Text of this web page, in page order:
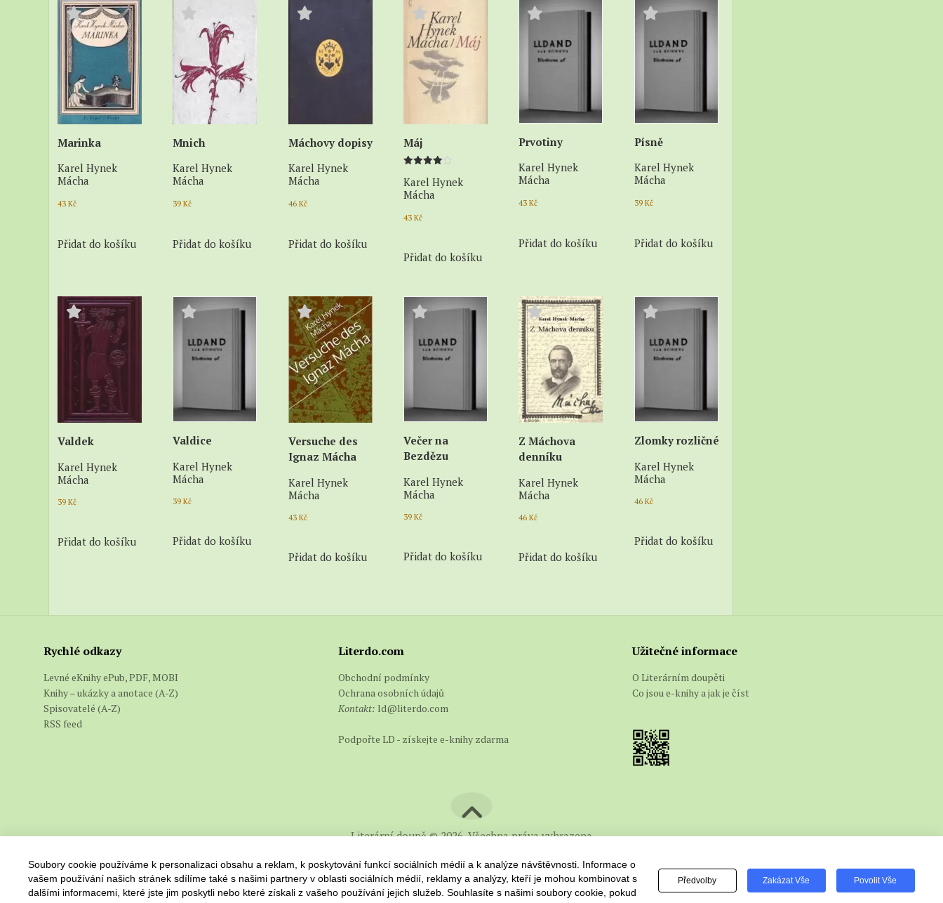
Marinka
Karel Hynek
Mácha
43 Kč
Přidat do košíku
Mnich
Karel Hynek
Mácha
39Kč
Přidat do košíku
Máchovy dopisy
Karel Hynek
Mácha
46 Kč
Přidat do košíku
Máj
4.00
z 5
Karel Hynek
Mácha
43Kč
Přidat do košíku
Prvotiny
Karel Hynek
Mácha
43Kč
Přidat do košíku
Písně
Karel Hynek
Mácha
39 Kč
Přidat do košíku
Valdek
Karel Hynek
Mácha
39 Kč
Přidat do košíku
Valdice
Karel Hynek
Mácha
39Kč
Přidat do košíku
Versuche des
Ignaz Mácha
Karel Hynek
Mácha
43 Kč
Přidat do košíku
Večer na
Bezdězu
Karel Hynek
Mácha
39Kč
Přidat do košíku
Z Máchova
denníku
Karel Hynek
Mácha
46Kč
Přidat do košíku
Zlomky rozličné
Karel Hynek
Mácha
46 Kč
Přidat do košíku
Rychlé odkazy
Levné eKnihy ePub, PDF, MOBI
Knihy – ukázky a anotace (A-Z)
Spisovatelé (A-Z)
RSS feed
Literdo.com
Obchodní podmínky
Ochrana osobních údajů
Kontakt: ld@literdo.com
Podpořte LD - získejte e-knihy zdarma
Užitečné informace
O Literárním doupěti
Co jsou e-knihy a jak je číst
Literární doupě © 2026. Všechna práva vyhrazena
Soubory cookie používáme k personalizaci obsahu a reklam, k poskytování funkcí sociálních médií a k analýze návštěvnosti. Informace o
vašem používání našich stránek sdílíme také s našimi partnery v oblasti sociálních médií, reklamy a analýzy, kteří je mohou kombinovat s
dalšími informacemi, které jste jim poskytli nebo které získali z vašeho používání jejich služeb. Souhlasíte s našimi soubory cookie, pokud
Předvolby Zakázat Vše Povolit Vše